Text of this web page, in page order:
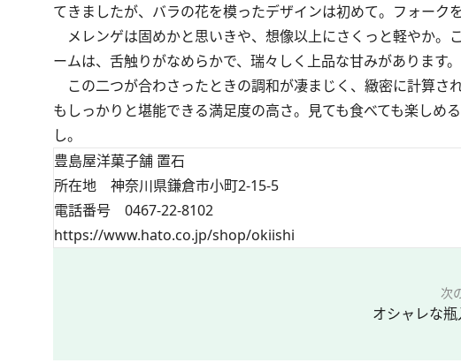
てきましたが、バラの花を模ったデザインは初めて。フォーク
メレンゲは固めかと思いきや、想像以上にさくっと軽やか。
ームは、舌触りがなめらかで、瑞々しく上品な甘みがあります。
この二つが合わさったときの調和が凄まじく、緻密に計算
もしっかりと堪能できる満足度の高さ。見ても食べても楽し
し。
豊島屋洋菓子舗 置石
所在地 神奈川県鎌倉市小町2-15-5
電話番号 0467-22-8102
https://www.hato.co.jp/shop/okiishi
次
オシャレな瓶